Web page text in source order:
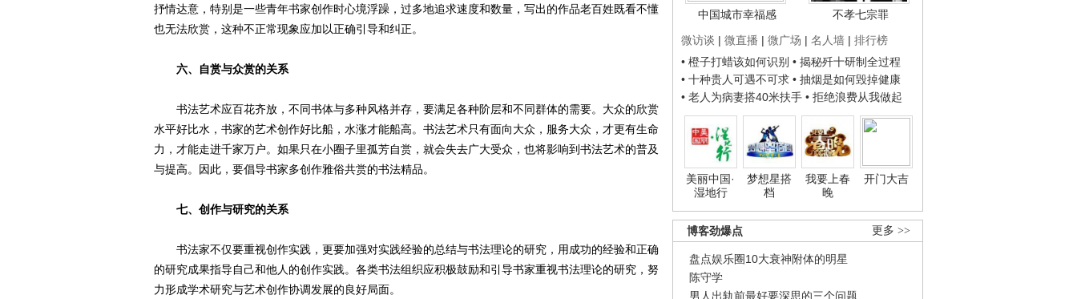
中国城市幸福感
不孝七宗罪
微访谈 | 微直播 | 微广场 | 名人墙 | 排行榜
• 橙子打蜡该如何识别 • 揭秘歼十研制全过程
• 十种贵人可遇不可求 • 抽烟是如何毁掉健康
• 老人为病妻搭40米扶手 • 拒绝浪费从我做起
美丽中国·
湿地行
梦想星搭
档
我要上春
晚
开门大吉
更多 >>
博客劲爆点
盘点娱乐圈10大衰神附体的明星
陈守学
男人出轨前最好要深思的三个问题
抒情达意，特别是一些青年书家创作时心境浮躁，过多地追求速度和数量，写出的作品老百姓既看不懂
也无法欣赏，这种不正常现象应加以正确引导和纠正。
六、自赏与众赏的关系
书法艺术应百花齐放，不同书体与多种风格并存，要满足各种阶层和不同群体的需要。大众的欣赏
水平好比水，书家的艺术创作好比船，水涨才能船高。书法艺术只有面向大众，服务大众，才更有生命
力，才能走进千家万户。如果只在小圈子里孤芳自赏，就会失去广大受众，也将影响到书法艺术的普及
与提高。因此，要倡导书家多创作雅俗共赏的书法精品。
七、创作与研究的关系
书法家不仅要重视创作实践，更要加强对实践经验的总结与书法理论的研究，用成功的经验和正确
的研究成果指导自己和他人的创作实践。各类书法组织应积极鼓励和引导书家重视书法理论的研究，努
力形成学术研究与艺术创作协调发展的良好局面。